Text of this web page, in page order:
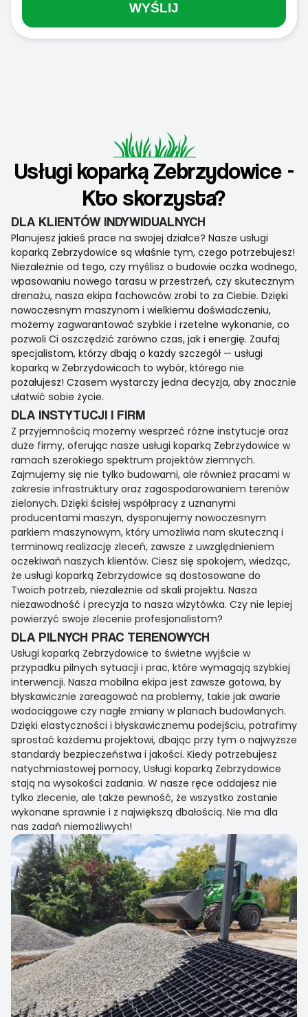
WYŚLIJ
Usługi koparką Zebrzydowice -
Kto skorzysta?
DLA KLIENTÓW INDYWIDUALNYCH
Planujesz jakieś prace na swojej działce? Nasze usługi
koparką Zebrzydowice są właśnie tym, czego potrzebujesz!
Niezależnie od tego, czy myślisz o budowie oczka wodnego,
wpasowaniu nowego tarasu w przestrzeń, czy skutecznym
drenażu, nasza ekipa fachowców zrobi to za Ciebie. Dzięki
nowoczesnym maszynom i wielkiemu doświadczeniu,
możemy zagwarantować szybkie i rzetelne wykonanie, co
pozwoli Ci oszczędzić zarówno czas, jak i energię. Zaufaj
specjalistom, którzy dbają o każdy szczegół — usługi
koparką w Zebrzydowicach to wybór, którego nie
pożałujesz! Czasem wystarczy jedna decyzja, aby znacznie
ułatwić sobie życie.
DLA INSTYTUCJI I FIRM
Z przyjemnością możemy wesprzeć różne instytucje oraz
duże firmy, oferując nasze usługi koparką Zebrzydowice w
ramach szerokiego spektrum projektów ziemnych.
Zajmujemy się nie tylko budowami, ale również pracami w
zakresie infrastruktury oraz zagospodarowaniem terenów
zielonych. Dzięki ścisłej współpracy z uznanymi
producentami maszyn, dysponujemy nowoczesnym
parkiem maszynowym, który umożliwia nam skuteczną i
terminową realizację zleceń, zawsze z uwzględnieniem
oczekiwań naszych klientów. Ciesz się spokojem, wiedząc,
że usługi koparką Zebrzydowice są dostosowane do
Twoich potrzeb, niezależnie od skali projektu. Nasza
niezawodność i precyzja to nasza wizytówka. Czy nie lepiej
powierzyć swoje zlecenie profesjonalistom?
DLA PILNYCH PRAC TERENOWYCH
Usługi koparką Zebrzydowice to świetne wyjście w
przypadku pilnych sytuacji i prac, które wymagają szybkiej
interwencji. Nasza mobilna ekipa jest zawsze gotowa, by
błyskawicznie zareagować na problemy, takie jak awarie
wodociągowe czy nagłe zmiany w planach budowlanych.
Dzięki elastyczności i błyskawicznemu podejściu, potrafimy
sprostać każdemu projektowi, dbając przy tym o najwyższe
standardy bezpieczeństwa i jakości. Kiedy potrzebujesz
natychmiastowej pomocy, Usługi koparką Zebrzydowice
stają na wysokości zadania. W nasze ręce oddajesz nie
tylko zlecenie, ale także pewność, że wszystko zostanie
wykonane sprawnie i z największą dbałością. Nie ma dla
nas zadań niemożliwych!